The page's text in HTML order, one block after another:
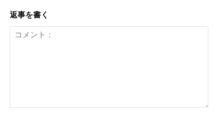
返事を書く